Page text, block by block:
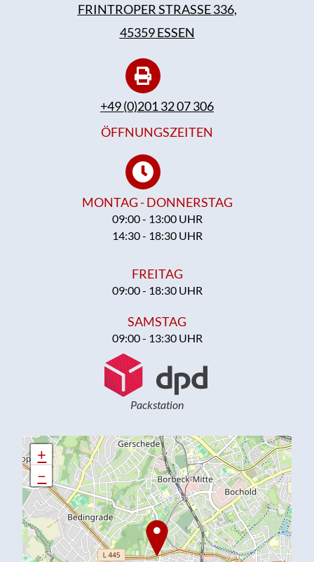
FRINTROPER STRASSE 336,
45359 ESSEN
+49 (0)201 32 07 306
ÖFFNUNGSZEITEN
MONTAG - DONNERSTAG
09:00 - 13:00 UHR
14:30 - 18:30 UHR
FREITAG
09:00 - 18:30 UHR
SAMSTAG
09:00 - 13:30 UHR
Packstation
+
−
+
−